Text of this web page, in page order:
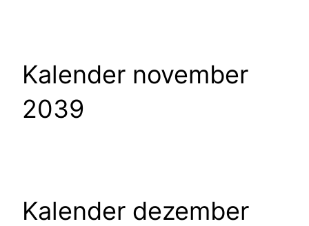
Kalender november
2039
Kalender dezember